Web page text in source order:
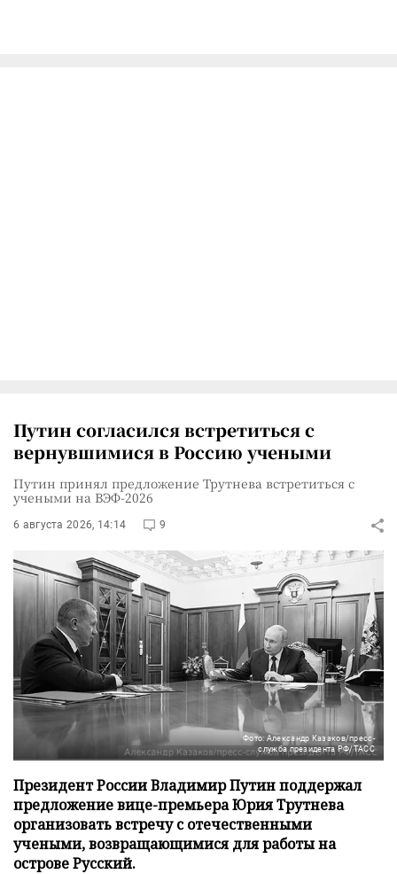
Путин согласился встретиться с
вернувшимися в Россию учеными
Путин принял предложение Трутнева встретиться с
учеными на ВЭФ-2026
6 августа 2026, 14:14 9
Фото: Александр Казаков/пресс-
служба президента РФ/ТАСС
Президент России Владимир Путин поддержал
предложение вице-премьера Юрия Трутнева
организовать встречу с отечественными
учеными, возвращающимися для работы на
острове Русский.